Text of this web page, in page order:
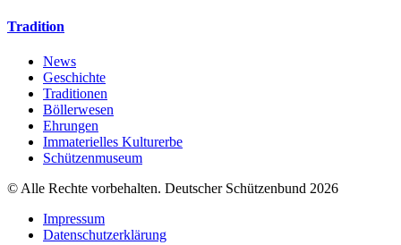
Tradition
News
Geschichte
Traditionen
Böllerwesen
Ehrungen
Immaterielles Kulturerbe
Schützenmuseum
© Alle Rechte vorbehalten. Deutscher Schützenbund 2026
Impressum
Datenschutzerklärung